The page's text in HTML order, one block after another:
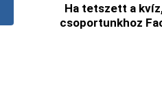
Ha tetszett a
csoportunkhoz